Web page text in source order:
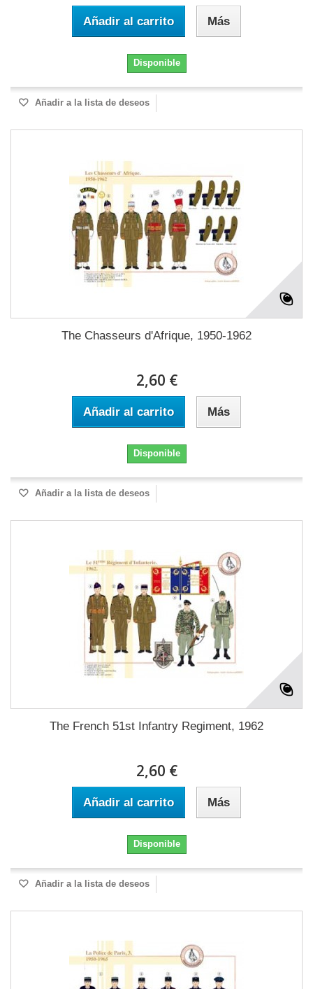
Añadir al carrito Más
Disponible
Añadir a la lista de deseos
The Chasseurs d'Afrique, 1950-1962
2,60 €
Añadir al carrito Más
Disponible
Añadir a la lista de deseos
The French 51st Infantry Regiment, 1962
2,60 €
Añadir al carrito Más
Disponible
Añadir a la lista de deseos